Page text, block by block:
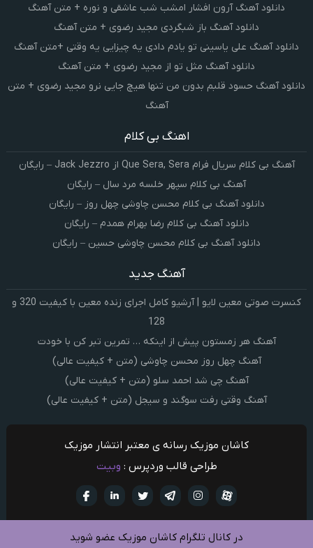
دانلود آهنگ آرون افشار امشب شب عاشقی و نوره + متن آهنگ
دانلود آهنگ باز شبگردی مجید رضوی + متن آهنگ
دانلود آهنگ علی یاسینی تو یادم دادی یه چیزایی یه وقتی +متن آهنگ
دانلود آهنگ مثل تو از مجید رضوی + متن آهنگ
دانلود آهنگ حسود قلبم بدون من تنها هیچ جایی نرو مجید رضوی + متن
آهنگ
اهنگ بی کلام
آهنگ بی کلام سریال فرام Que Sera, Sera از Jack Jezzro – رایگان
آهنگ بی کلام سپهر خلسه مرد سال – رایگان
دانلود آهنگ بی کلام محسن چاوشی چهل روز – رایگان
دانلود آهنگ بی کلام رضا بهرام همدم – رایگان
دانلود آهنگ بی کلام محسن چاوشی حسین – رایگان
آهنگ جدید
کنسرت صوتی معین لایو | آرشیو کامل اجرای زنده معین با کیفیت 320 و
128
آهنگ هر زمستون پیش از اینکه … تمرین تبر کن با خودت
آهنگ چهل روز محسن چاوشی (متن + کیفیت عالی)
آهنگ چی شد احمد سلو (متن + کیفیت عالی)
آهنگ وقتی رفت سوگند و سیجل (متن + کیفیت عالی)
کاشان موزیک رسانه ی معتبر انتشار موزیک
طراحی قالب وردپرس : وبیت
تويتر تلگرام
اینستاگرام آپارات
در کانال تلگرام کاشان موزیک عضو شوید